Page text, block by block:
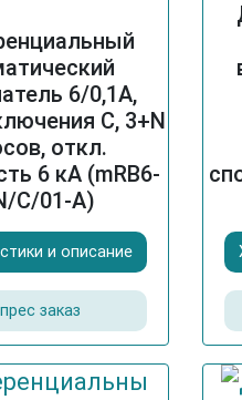
6/0,1А,
С, 3+N
откл.
6 кА (mRB6-
C/01-A)
и описание
заказ